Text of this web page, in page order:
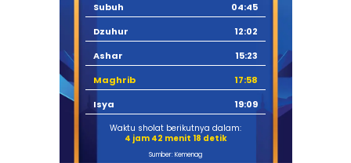
Subuh
04:45
Dzuhur
12:02
Ashar
15:23
Maghrib
17:58
Isya
19:09
Waktu sholat berikutnya dalam:
4 jam 42 menit 18 detik
Sumber: Kemenag